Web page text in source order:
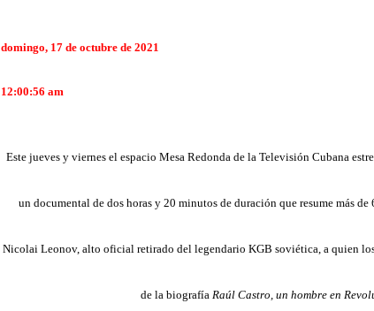
domingo, 17 de octubre de 2021
12:00:56 am
Este jueves y viernes el espacio Mesa Redonda de la Televisión Cubana
un documental de dos horas y 20 minutos de duración que resume más de
Nicolai Leonov, alto oficial retirado del legendario KGB soviética, a quien
de la biografía Raúl Castro, un hombre en